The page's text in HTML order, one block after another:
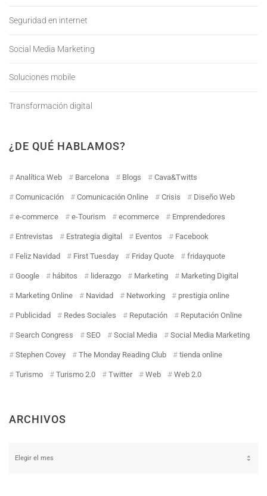
Seguridad en internet
Social Media Marketing
Soluciones mobile
Transformación digital
¿DE QUÉ HABLAMOS?
Analítica Web Barcelona Blogs Cava&Twitts
Comunicación Comunicación Online Crisis Diseño Web
e-commerce e-Tourism ecommerce Emprendedores
Entrevistas Estrategia digital Eventos Facebook
Feliz Navidad First Tuesday Friday Quote fridayquote
Google hábitos liderazgo Marketing Marketing Digital
Marketing Online Navidad Networking prestigia online
Publicidad Redes Sociales Reputación Reputación Online
Search Congress SEO Social Media Social Media Marketing
Stephen Covey The Monday Reading Club tienda online
Turismo Turismo 2.0 Twitter Web Web 2.0
ARCHIVOS